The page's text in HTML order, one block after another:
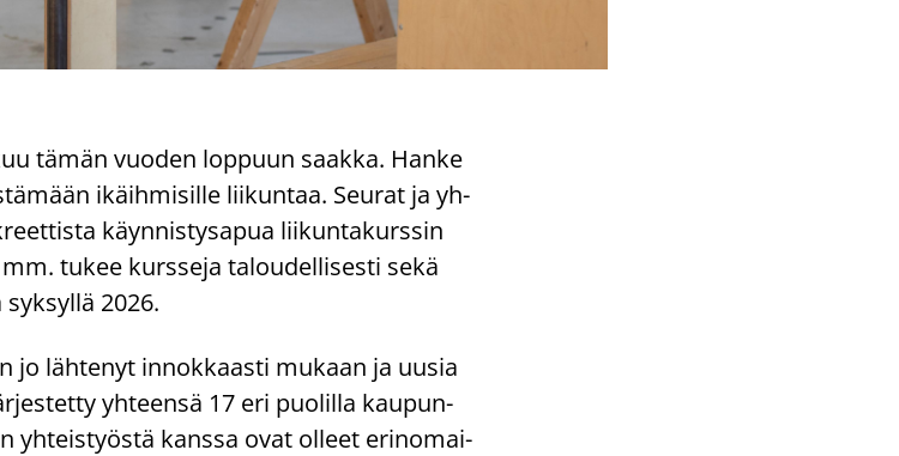
tämän vuo­den lop­puun saak­ka. Hanke
ikäih­mi­sil­le lii­kun­taa. Seu­rat ja yh­
käyn­nis­tys­a­pua lii­kun­ta­kurs­sin
tukee kurs­se­ja ta­lou­del­li­ses­ti sekä
2026.
jo läh­te­nyt in­nok­kaas­ti mu­kaan ja uusia
yh­teen­sä 17 eri puo­lil­la kau­pun­
yh­teis­työs­tä kans­sa ovat ol­leet erin­omai­